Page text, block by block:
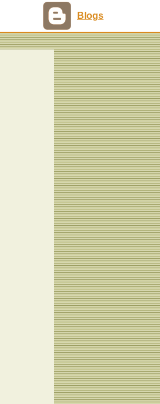
Blogs